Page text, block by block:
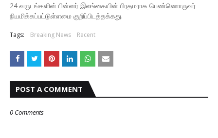
24 வருடங்களின் பின்னர் இலங்கையின் பிரதமராக பெண்ணொருவர்
நியமிக்கப்பட்டுள்ளமை குறிப்பிடத்தக்கது.
Tags: Breaking News Recent
POST A COMMENT
0 Comments